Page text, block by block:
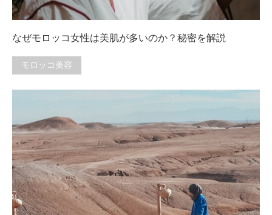
なぜモロッコ女性は美肌が多いのか？秘密を解説
モロッコ美容